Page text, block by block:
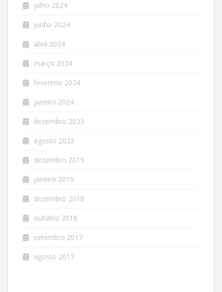
julho 2024
junho 2024
abril 2024
março 2024
fevereiro 2024
janeiro 2024
dezembro 2023
agosto 2023
dezembro 2019
janeiro 2019
dezembro 2018
outubro 2018
setembro 2017
agosto 2017